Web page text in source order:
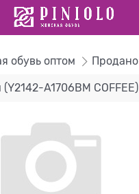
обувь оптом Продано
(Y2142-A1706BM COFFEE)